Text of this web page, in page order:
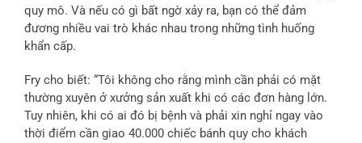
quy mô. Và nếu có gì bất ngờ xảy ra, bạn có thể đảm
đương nhiều vai trò khác nhau trong những tình huống
khẩn cấp.
Fry cho biết: “Tôi không cho rằng mình cần phải có mặt
thường xuyên ở xưởng sản xuất khi có các đơn hàng lớn.
Tuy nhiên, khi có ai đó bị bệnh và phải xin nghỉ ngay vào
thời điểm cần giao 40.000 chiếc bánh quy cho khách